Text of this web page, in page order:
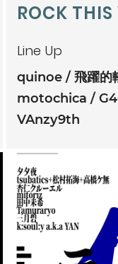
ROCK
Line Up
quinoe
飛躍的
motochica
VAnzy9th